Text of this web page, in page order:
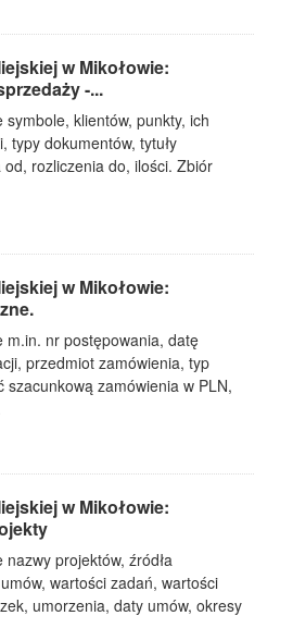
w Mikołowie:
-...
klientów, punkty, ich
typy dokumentów, tytuły
rozliczenia do, ilości. Zbiór
w Mikołowie:
m.in. nr postępowania, datę
przedmiot zamówienia, typ
szacunkową zamówienia w PLN,
w Mikołowie:
projektów, źródła
wartości zadań, wartości
umorzenia, daty umów, okresy